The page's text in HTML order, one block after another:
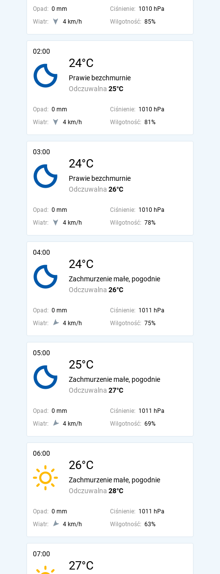
Opad: 0 mm Ciśnienie: 1010 hPa
Wiatr:
4 km/h Wilgotność: 85%
02:00
24°C
Odczuwalna 25°C
Prawie bezchmurnie
Opad: 0 mm Ciśnienie: 1010 hPa
Wiatr:
4 km/h Wilgotność: 81%
03:00
24°C
Odczuwalna 26°C
Prawie bezchmurnie
Opad: 0 mm Ciśnienie: 1010 hPa
Wiatr:
4 km/h Wilgotność: 78%
04:00
24°C
Odczuwalna 26°C
Zachmurzenie małe, pogodnie
Opad: 0 mm Ciśnienie: 1011 hPa
Wiatr:
4 km/h Wilgotność: 75%
05:00
25°C
Odczuwalna 27°C
Zachmurzenie małe, pogodnie
Opad: 0 mm Ciśnienie: 1011 hPa
Wiatr:
4 km/h Wilgotność: 69%
06:00
26°C
Odczuwalna 28°C
Zachmurzenie małe, pogodnie
Opad: 0 mm Ciśnienie: 1011 hPa
Wiatr:
4 km/h Wilgotność: 63%
07:00
27°C